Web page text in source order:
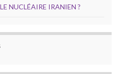
NUCLÉAIRE IRANIEN ?